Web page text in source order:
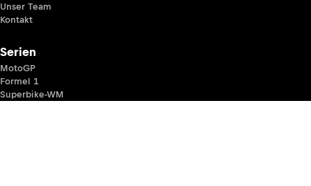
Unser Team
Kontakt
Serien
MotoGP
Formel 1
Superbike-WM